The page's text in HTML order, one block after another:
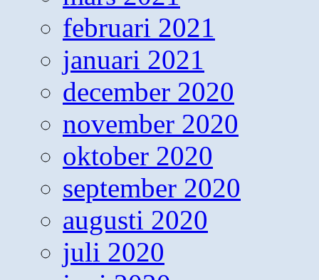
februari 2021
januari 2021
december 2020
november 2020
oktober 2020
september 2020
augusti 2020
juli 2020